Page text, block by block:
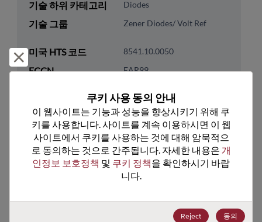
기술 하위 카테고리 Diodes
기술 그룹 Zener Diodes/ Volt Ref
미국 HTS 코드 8541.10.0050
ECCN EAR99
추천 대체 제품
거부 및 닫기
쿠키 사용 동의 안내
이 웹사이트는 기능과 성능을 향상시키기 위해 쿠
키를 사용합니다. 사이트를 계속 이용하시면 이 웹
사이트에서 쿠키를 사용하는 것에 대해 암묵적으
로 동의하는 것으로 간주됩니다. 자세한 내용은 개
인정보 보호정책 및 쿠키 정책을 확인하시기 바랍
니다.
Reject 동의